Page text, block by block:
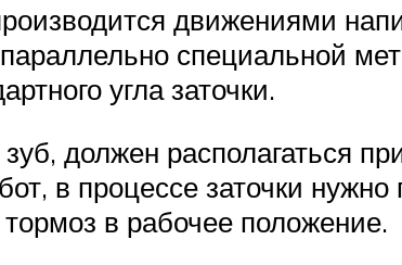
движениями
специальной
угла заточки.
должен располагаться
в процессе заточки
в рабочее положение.